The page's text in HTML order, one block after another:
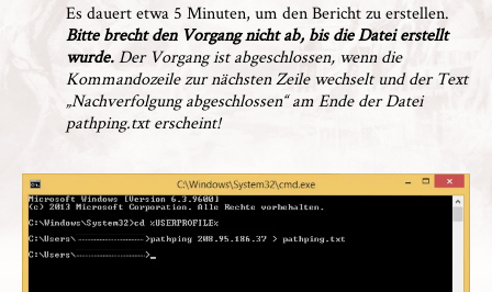
Es dauert etwa 5 Minuten, um den Bericht zu erstellen.
Bitte brecht den Vorgang nicht ab, bis die Datei erstellt
wurde.Der Vorgang ist abgeschlossen, wenn die
Kommandozeile zur nächsten Zeile wechselt und der Text
„Nachverfolgung abgeschlossen“ am Ende der Datei
pathping.txt erscheint!